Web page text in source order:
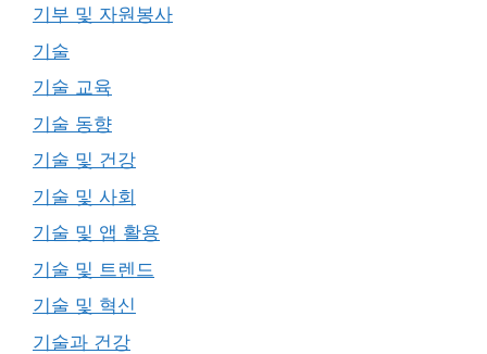
기부 및 자원봉사
기술
기술 교육
기술 동향
기술 및 건강
기술 및 사회
기술 및 앱 활용
기술 및 트렌드
기술 및 혁신
기술과 건강